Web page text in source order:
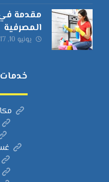
مقدمة في
المصرفية
يونيو 10, 2017